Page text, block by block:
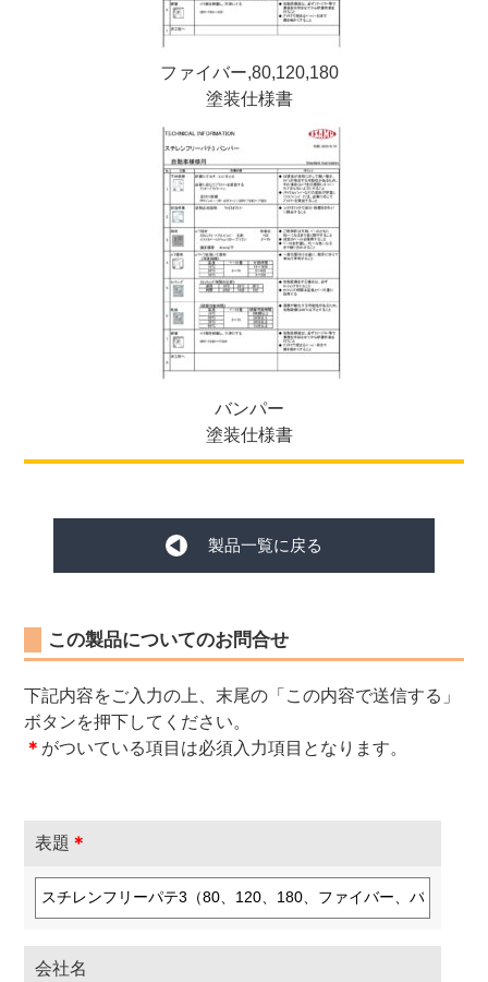
ファイバー,80,120,180
塗装仕様書
バンパー
塗装仕様書
製品一覧に戻る
この製品についてのお問合せ
下記内容をご入力の上、末尾の「この内容で送信する」
ボタンを押下してください。
＊ がついている項目は必須入力項目となります。
表題 ＊
会社名